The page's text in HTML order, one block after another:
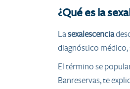
¿Qué es la
Lasexalescencia
diagnóstico médico,
El término se
Banreservas, te